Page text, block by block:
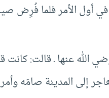
في أول الأمر فلما فُرِض
الله عنها ـ قالت:
إلى المدينة صامَه